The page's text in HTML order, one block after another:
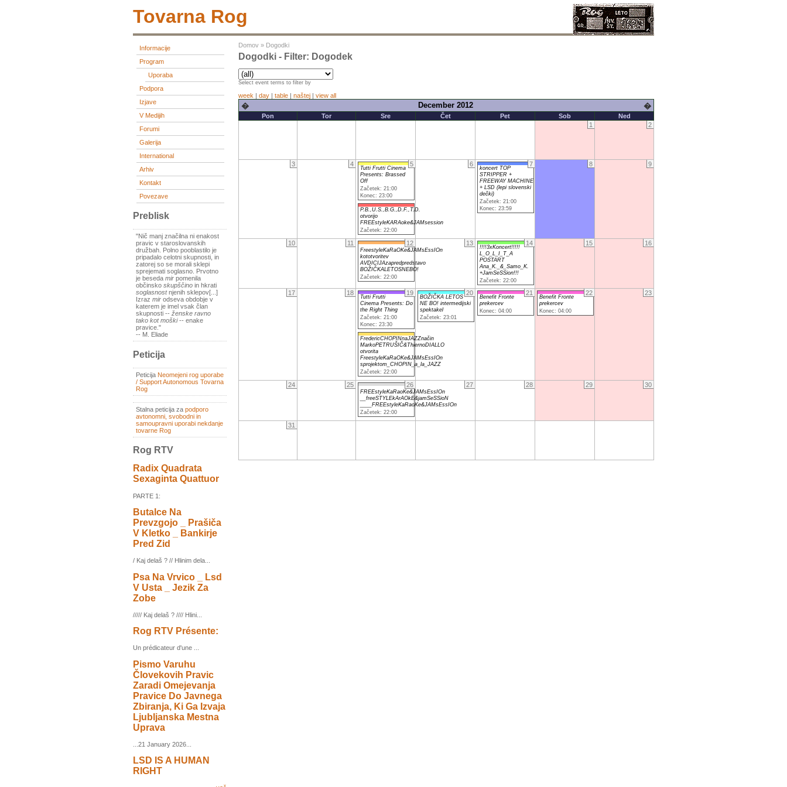
Tovarna Rog
Informacije
Program
Uporaba
Podpora
Izjave
V Medijih
Forumi
Galerija
International
Arhiv
Kontakt
Povezave
Preblisk
"Nič manj značilna ni enakost
pravic v staroslovanskih
družbah. Polno pooblastilo je
pripadalo celotni skupnosti, in
zatorej so se morali sklepi
sprejemati soglasno. Prvotno
je beseda mir pomenila
občinsko skupščino in hkrati
soglasnostnjenih sklepov[...]
Izraz mir odseva obdobje v
katerem je imel vsak član
skupnosti -- ženske ravno
tako kot moški-- enake
pravice."
-- M. Eliade
Peticija
Peticija Neomejeni rog uporabe
/ Support Autonomous Tovarna
Rog
Stalna peticija za podporo
avtonomni, svobodni in
samoupravni uporabi nekdanje
tovarne Rog
Rog RTV
Radix Quadrata
Sexaginta Quattuor
PARTE 1:
Butalce Na
Prevzgojo _ Prašiča
V Kletko _ Bankirje
Pred Zid
/ Kaj delaš ? // Hlinim dela...
Psa Na Vrvico _ Lsd
V Usta _ Jezik Za
Zobe
///// Kaj delaš ? //// Hlini...
Rog RTV Présente:
Un prédicateur d'une ...
Pismo Varuhu
Človekovih Pravic
Zaradi Omejevanja
Pravice Do Javnega
Zbiranja, Ki Ga Izvaja
Ljubljanska Mestna
Uprava
...21 January 2026...
LSD IS A HUMAN
RIGHT
Domov » Dogodki
Dogodki - Filter: Dogodek
Select event terms to filter by
week | day | table | naštej | view all
� December 2012 �
Pon Tor Sre Čet Pet Sob
Ned
1
2
3 4 5
Tutti Frutti Cinema
Presents: Brassed
Off
Začetek: 21:00
Konec: 23:00
P.B.,U.S.,B.G.,D.F.,T.D.
otvorijo
FREEstyleKARAoke&JAMsession
Začetek: 22:00
6 7
koncert TOP
STRIPPER +
FREEWAY MACHINE
+ LSD (lepi slovenski
dečki)
Začetek: 21:00
Konec: 23:59
8 9
10 11 12
FreestyleKaRaOKe&JAMsEssIOn
kototvoritev
AVDICIJAzapredpredstavo
BOŽIČKALETOSNEBO!
Začetek: 22:00
13 14
!!!!3xKoncert!!!!!
L_O_L_I_T_A
POSTART
Ana_K._&_Samo_K.
+JamSeSSion!!!
Začetek: 22:00
15 16
17 18 19
Tutti Frutti
Cinema Presents: Do
the Right Thing
Začetek: 21:00
Konec: 23:30
FredericCHOPINnaJAZZnačin
MarkoPETRUŠIČ&ThiernoDIALLO
otvorita
FreestyleKaRaOKe&JAMsEssIOn
sprojektom_CHOPIN_a_la_JAZZ
Začetek: 22:00
20
BOŽIČKA LETOS
NE BO! intermedijski
spektakel
Začetek: 23:01
21
Benefit Fronte
prekercev
Konec: 04:00
22
Benefit Fronte
prekercev
Konec: 04:00
23
24 25 26
FREEstyleKaRaoKe&JAMsEssIOn
__freeSTYLEkArAOkE&jamSeSSioN
____FREEstyleKaRaoKe&JAMsEssIOn
Začetek: 22:00
27 28 29 30
31